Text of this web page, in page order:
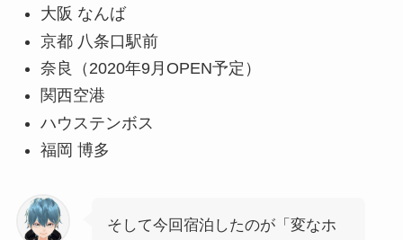
大阪 なんば
京都 八条口駅前
奈良（2020年9月OPEN予定）
関西空港
ハウステンボス
福岡 博多
そして今回宿泊したのが「変なホ